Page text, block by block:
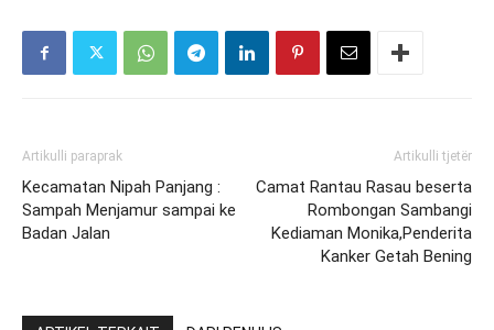
Artikulli paraprak
Kecamatan Nipah Panjang :
Sampah Menjamur sampai ke
Badan Jalan
Artikulli tjetër
Camat Rantau Rasau beserta
Rombongan Sambangi
Kediaman Monika,Penderita
Kanker Getah Bening